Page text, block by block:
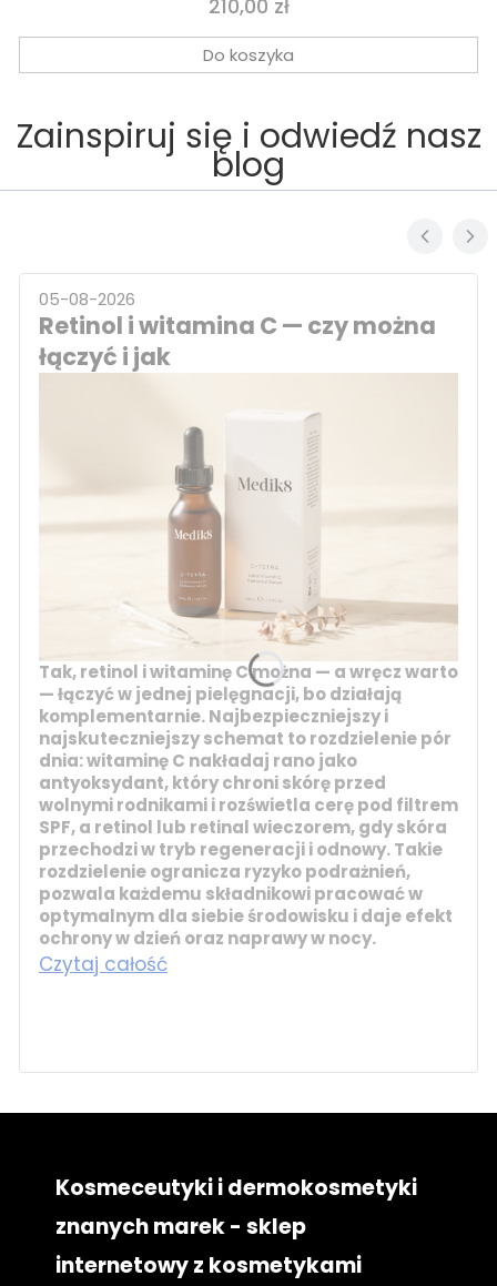
210,00 zł
Do koszyka
Zainspiruj się i odwiedź nasz
blog
05-08-2026
Retinol i witamina C — czy można
łączyć i jak
Tak, retinol i witaminę C można — a wręcz warto
— łączyć w jednej pielęgnacji, bo działają
komplementarnie. Najbezpieczniejszy i
najskuteczniejszy schemat to rozdzielenie pór
dnia:witaminę C nakładaj rano jako
antyoksydant, który chroni skórę przed
wolnymi rodnikami i rozświetla cerę pod filtrem
SPF, a retinol lub retinalwieczorem, gdy skóra
przechodzi w tryb regeneracji i odnowy. Takie
rozdzielenie ogranicza ryzyko podrażnień,
pozwala każdemu składnikowi pracować w
optymalnym dla siebie środowisku i daje efekt
ochrony w dzień oraz naprawy w nocy.
Czytaj całość
Kosmeceutyki i dermokosmetyki
znanych marek - sklep
internetowy z kosmetykami